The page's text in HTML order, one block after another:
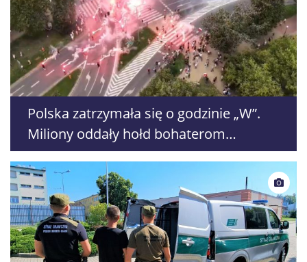
Polska zatrzymała się o godzinie „W”.
Miliony oddały hołd bohaterom
Powstania Warszawskiego